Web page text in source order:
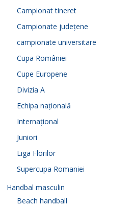
Campionat tineret
Campionate județene
campionate universitare
Cupa României
Cupe Europene
Divizia A
Echipa națională
Internațional
Juniori
Liga Florilor
Supercupa Romaniei
Handbal masculin
Beach handball